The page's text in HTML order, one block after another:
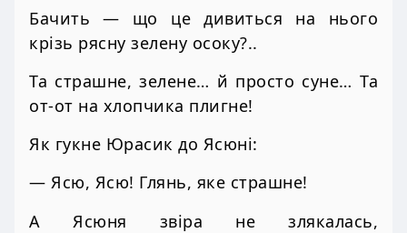
Бачить — що це дивиться на нього
крізь рясну зелену осоку?..
Та страшне, зелене… й просто суне… Та
от-от на хлопчика плигне!
Як гукне Юрасик до Ясюні:
— Ясю, Ясю! Глянь, яке страшне!
А Ясюня звіра не злякалась,